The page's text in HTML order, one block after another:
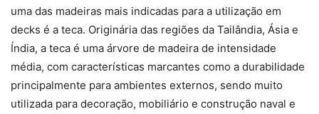
uma das madeiras mais indicadas para a utilização em
decks é a teca. Originária das regiões da Tailândia, Ásia e
Índia, a teca é uma árvore de madeira de intensidade
média, com características marcantes como a durabilidade
principalmente para ambientes externos, sendo muito
utilizada para decoração, mobiliário e construção naval e